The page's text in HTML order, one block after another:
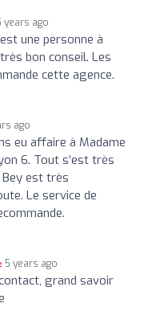
years ago
une personne à
bon conseil. Les
cette agence.
ago
eu affaire à Madame
6. Tout s’est très
Bey est très
Le service de
5 years ago
grand savoir